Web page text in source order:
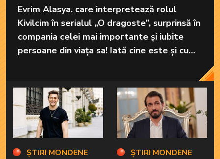
Evrim Alasya, care interpretează rolul
Kivilcim în serialul „O dragoste”, surprinsă în
compania celei mai importante și iubite
persoane din viața sa! Iată cine este și cum
ȘTIRI MONDENE
ȘTIRI MONDENE